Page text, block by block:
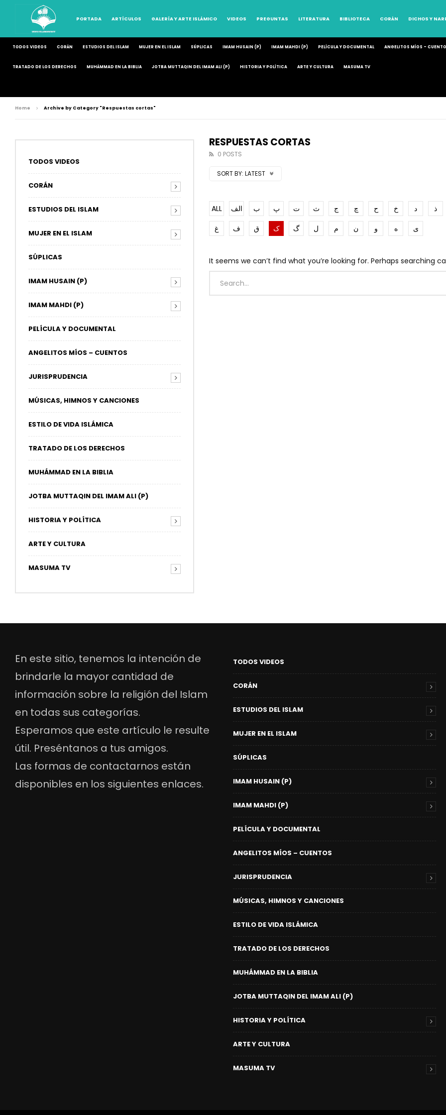
PORTADA ARTÍCULOS GALERÍA Y ARTE ISLÁMICO VIDEOS PREGUNTAS LITERATURA BIBLIOTECA CORÁN DICHOS Y
TODOS VIDEOS CORÁN ESTUDIOS DEL ISLAM MUJER EN EL ISLAM SÚPLICAS IMAM HUSAIN (P) IMAM MAHDI (P) PELÍCULA Y DOCUMENTAL ANGELITOS MÍOS –
TRATADO DE LOS DERECHOS MUHÁMMAD EN LA BIBLIA JOTBA MUTTAQIN DEL IMAM ALI (P) HISTORIA Y POLÍTICA ARTE Y CULTURA MASUMA TV
Home Archive by Category "Respuestas cortas"
RESPUESTAS CORTAS
0 POSTS
SORT BY: LATEST
ALL الف ب پ ت ث ج چ ح خ د ذ
غ
ف ق ک گ ل م ن و ه ی
It seems we can’t find what you’re looking for. Perhaps searching
TODOS VIDEOS
CORÁN
ESTUDIOS DEL ISLAM
MUJER EN EL ISLAM
SÚPLICAS
IMAM HUSAIN (P)
IMAM MAHDI (P)
PELÍCULA Y DOCUMENTAL
ANGELITOS MÍOS – CUENTOS
JURISPRUDENCIA
MÚSICAS, HIMNOS Y CANCIONES
ESTILO DE VIDA ISLÁMICA
TRATADO DE LOS DERECHOS
MUHÁMMAD EN LA BIBLIA
JOTBA MUTTAQIN DEL IMAM ALI (P)
HISTORIA Y POLÍTICA
ARTE Y CULTURA
MASUMA TV
En este sitio, tenemos la intención de
brindarle la mayor cantidad de
información sobre la religión del Islam
en todas sus categorías.
Esperamos que este artículo le resulte
útil. Preséntanos a tus amigos.
Las formas de contactarnos están
disponibles en los siguientes enlaces.
TODOS VIDEOS
CORÁN
ESTUDIOS DEL ISLAM
MUJER EN EL ISLAM
SÚPLICAS
IMAM HUSAIN (P)
IMAM MAHDI (P)
PELÍCULA Y DOCUMENTAL
ANGELITOS MÍOS – CUENTOS
JURISPRUDENCIA
MÚSICAS, HIMNOS Y CANCIONES
ESTILO DE VIDA ISLÁMICA
TRATADO DE LOS DERECHOS
MUHÁMMAD EN LA BIBLIA
JOTBA MUTTAQIN DEL IMAM ALI (P)
HISTORIA Y POLÍTICA
ARTE Y CULTURA
MASUMA TV